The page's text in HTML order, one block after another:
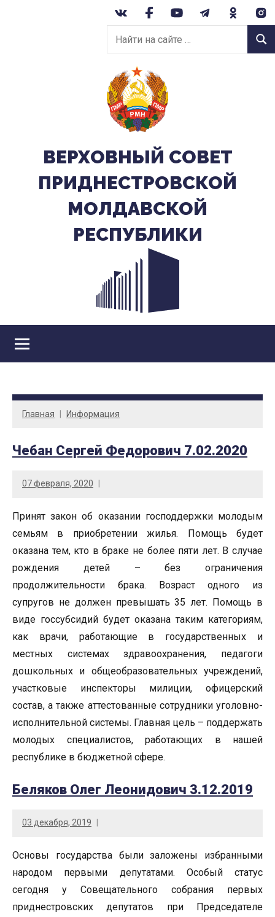
Найти
на
сайте:
ВЕРХОВНЫЙ CОВЕТ
ПРИДНЕСТРОВСКОЙ
МОЛДАВСКОЙ
РЕСПУБЛИКИ
Главная Информация
Чебан Сергей Федорович 7.02.2020
07 февраля, 2020
Принят закон об оказании господдержки молодым
семьям в приобретении жилья. Помощь будет
оказана тем, кто в браке не более пяти лет. В случае
рождения детей – без ограничения
продолжительности брака. Возраст одного из
супругов не должен превышать 35 лет. Помощь в
виде госсубсидий будет оказана таким категориям,
как врачи, работающие в государственных и
местных системах здравоохранения, педагоги
дошкольных и общеобразовательных учреждений,
участковые инспекторы милиции, офицерский
состав, а также аттестованные сотрудники уголовно-
исполнительной системы. Главная цель – поддержать
молодых специалистов, работающих в нашей
республике в бюджетной сфере.
Беляков Олег Леонидович 3.12.2019
03 декабря, 2019
Основы государства были заложены избранными
народом первыми депутатами. Особый статус
сегодня у Совещательного собрания первых
приднестровских депутатов при Председателе